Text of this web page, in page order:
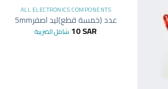
ALL ELECTRONICS COMPONENTS
عدد (خمسة قطع)ليد اصفر5mm
10SAR شامل الضريبة